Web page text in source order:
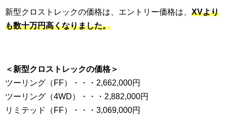
新型クロストレックの価格は、エントリー価格は、 XVより
も数十万円高くなりました。
＜新型クロストレックの価格＞
ツーリング（FF）・・・2,662,000円
ツーリング（4WD）・・・2,882,000円
リミテッド（FF）・・・3,069,000円